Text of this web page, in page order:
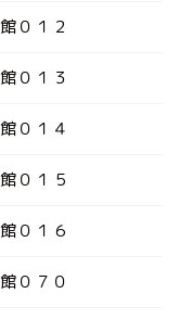
０１２
０１３
０１４
０１５
０１６
０７０